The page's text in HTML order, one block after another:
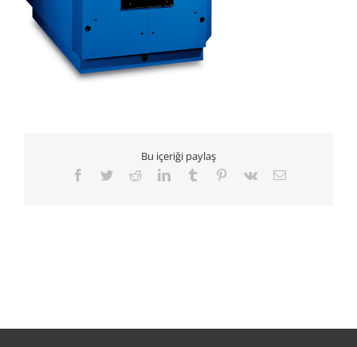
Bu içeriği paylaş
Facebook
TwitterRedditLinkedInTumblr Pinterest
Vk
E-